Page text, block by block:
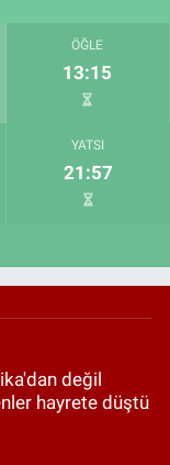
ÖĞLE
13:15
YATSI
21:57
değil
hayrete düştü